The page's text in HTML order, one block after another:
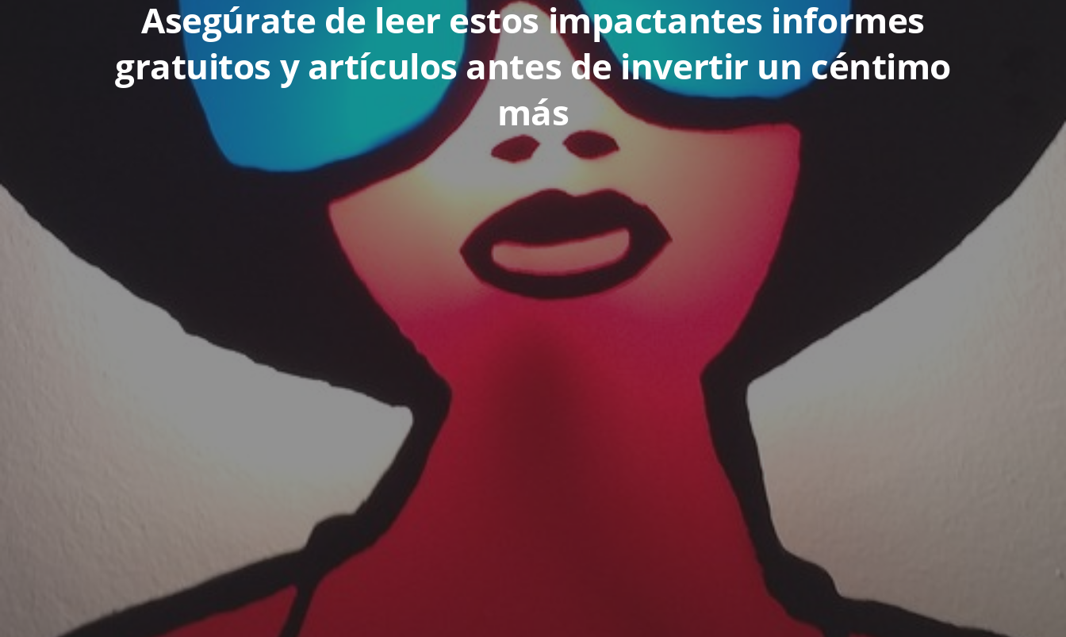
Asegúrate de leer estos impactantes informes
gratuitos y artículos antes de invertir un céntimo
más